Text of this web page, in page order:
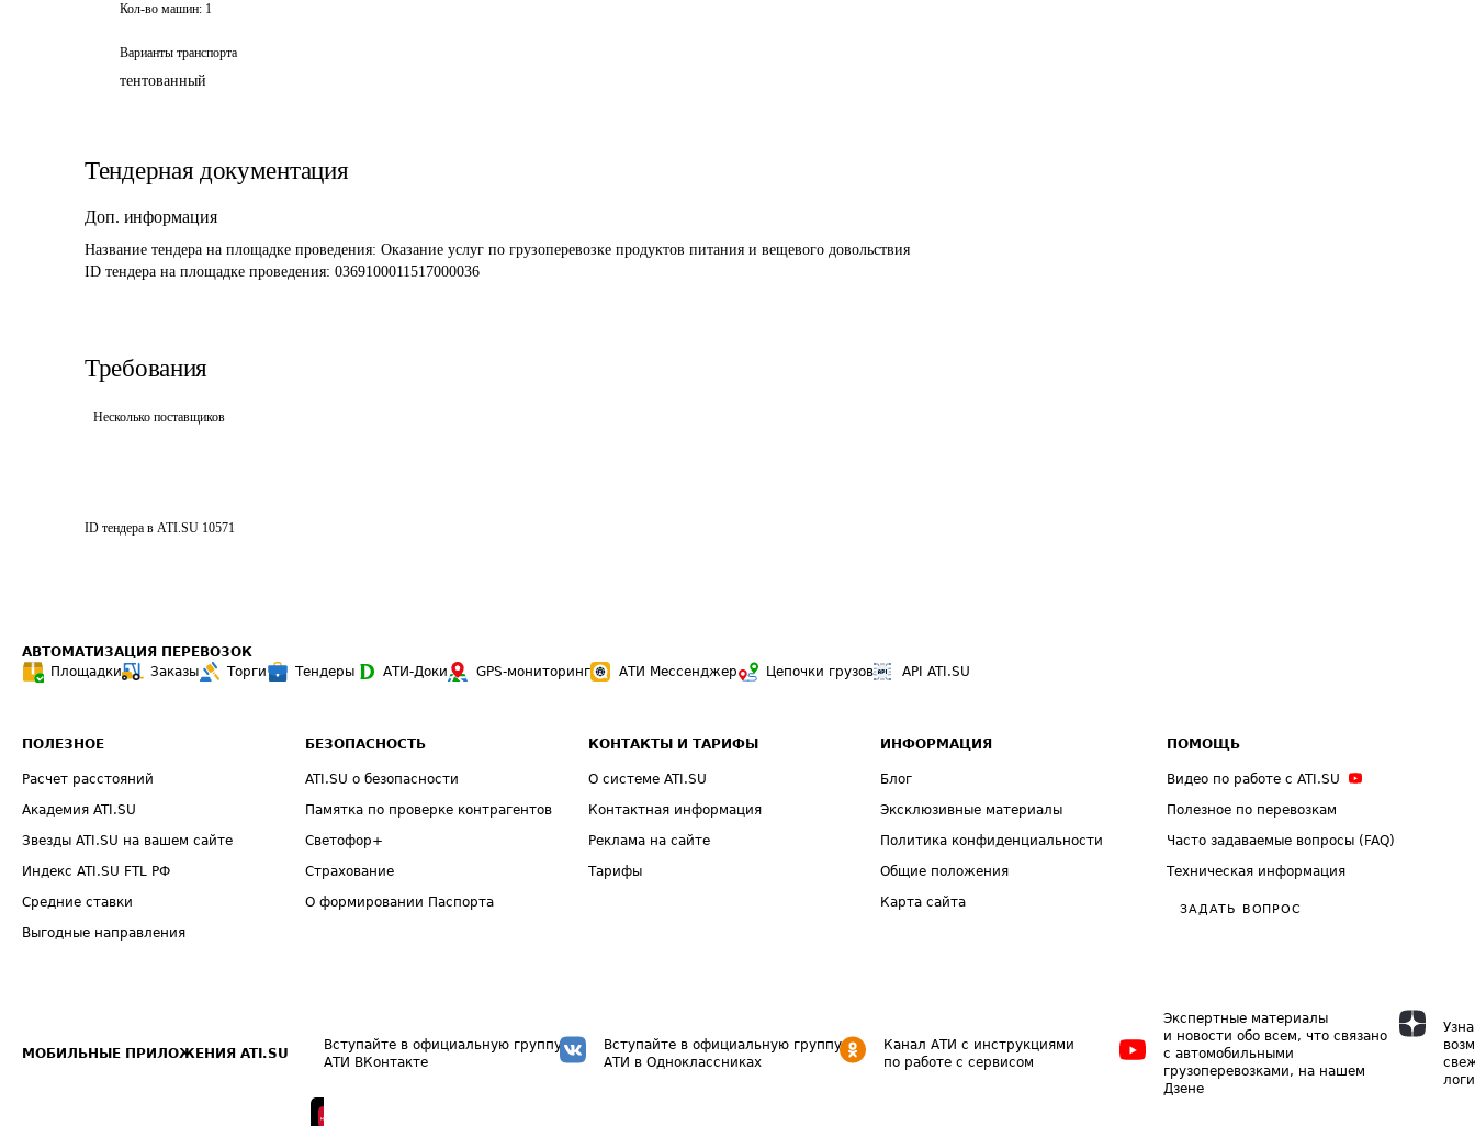
Кол-во машин: 1
Варианты транспорта
тентованный
Тендерная документация
Доп. информация
Название тендера на площадке проведения: Оказание услуг по грузоперевозке продуктов питания и вещевого довольствия
ID тендера на площадке проведения: 0369100011517000036
Требования
Несколько поставщиков
ID тендера в ATI.SU 10571
АВТОМАТИЗАЦИЯ ПЕРЕВОЗОК
Площадки
Заказы Торги Тендеры АТИ-Доки GPS-мониторинг АТИ Мессенджер Цепочки грузов API ATI.SU
ПОЛЕЗНОЕ
Расчет расстояний
Академия ATI.SU
Звезды ATI.SU на вашем сайте
Индекс ATI.SU FTL РФ
Средние ставки
Выгодные направления
БЕЗОПАСНОСТЬ
ATI.SU о безопасности
Памятка по проверке контрагентов
Светофор+
Страхование
О формировании Паспорта
КОНТАКТЫ И ТАРИФЫ
О системе ATI.SU
Контактная информация
Реклама на сайте
Тарифы
ИНФОРМАЦИЯ
Блог
Эксклюзивные материалы
Политика конфиденциальности
Общие положения
Карта сайта
ПОМОЩЬ
Видео по работе с ATI.SU
Полезное по перевозкам
Часто задаваемые вопросы (FAQ)
Техническая информация
ЗАДАТЬ ВОПРОС
МОБИЛЬНЫЕ ПРИЛОЖЕНИЯ ATI.SU
Вступайте в официальную группу
АТИ ВКонтакте
Вступайте в официальную группу
АТИ в Одноклассниках
Канал АТИ с инструкциями
по работе с сервисом
Экспертные материалы
и новости обо всем, что связано
с автомобильными
грузоперевозками, на нашем
Дзене